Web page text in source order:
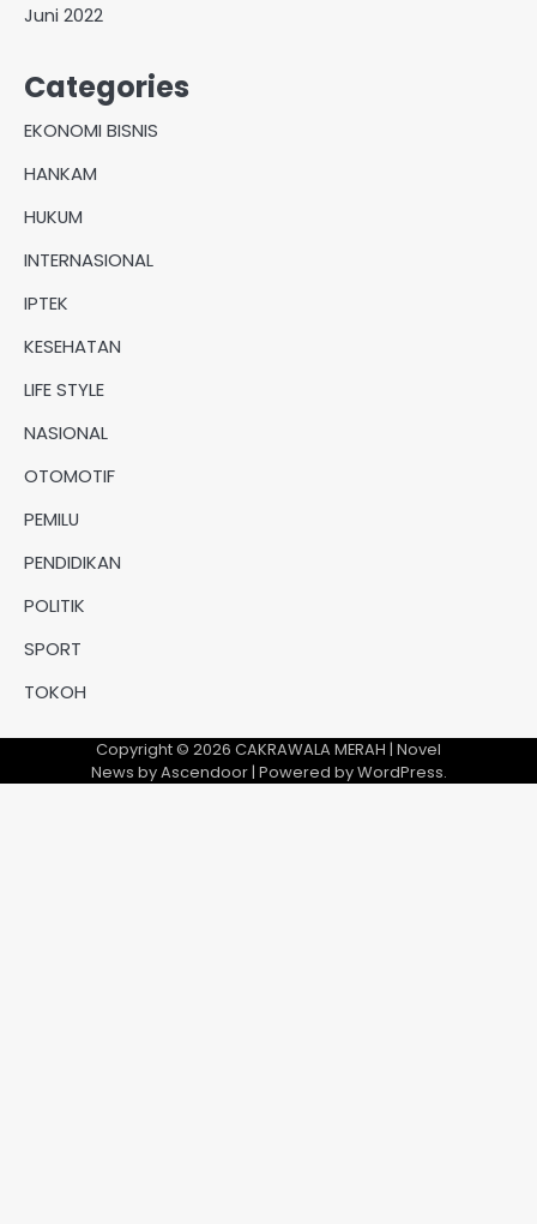
Juni 2022
Categories
EKONOMI BISNIS
HANKAM
HUKUM
INTERNASIONAL
IPTEK
KESEHATAN
LIFE STYLE
NASIONAL
OTOMOTIF
PEMILU
PENDIDIKAN
POLITIK
SPORT
TOKOH
Copyright © 2026 CAKRAWALA MERAH | Novel
News byAscendoor| Powered byWordPress.